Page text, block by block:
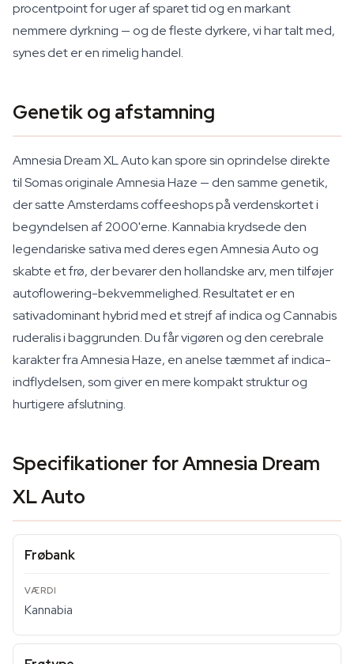
procentpoint for uger af sparet tid og en markant
nemmere dyrkning — og de fleste dyrkere, vi har talt med,
synes det er en rimelig handel.
Genetik og afstamning
Amnesia Dream XL Auto kan spore sin oprindelse direkte
til Somas originale Amnesia Haze — den samme genetik,
der satte Amsterdams coffeeshops på verdenskortet i
begyndelsen af 2000'erne. Kannabia krydsede den
legendariske sativa med deres egen Amnesia Auto og
skabte et frø, der bevarer den hollandske arv, men tilføjer
autoflowering-bekvemmelighed. Resultatet er en
sativadominant hybrid med et strejf af indica og Cannabis
ruderalis i baggrunden. Du får vigøren og den cerebrale
karakter fra Amnesia Haze, en anelse tæmmet af indica-
indflydelsen, som giver en mere kompakt struktur og
hurtigere afslutning.
Specifikationer for Amnesia Dream
XL Auto
Frøbank
Kannabia